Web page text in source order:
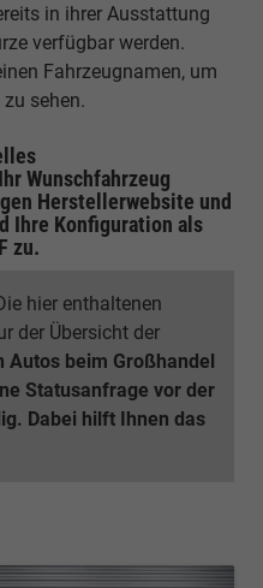
in ihrer Ausstattung
verfügbar werden.
Fahrzeugnamen, um
sehen.
Wunschfahrzeug
Herstellerwebsite und
Ihre Konfiguration als
zu.
hier enthaltenen
der Übersicht der
Autos beim Großhandel
Statusanfrage vor der
Dabei hilft Ihnen das